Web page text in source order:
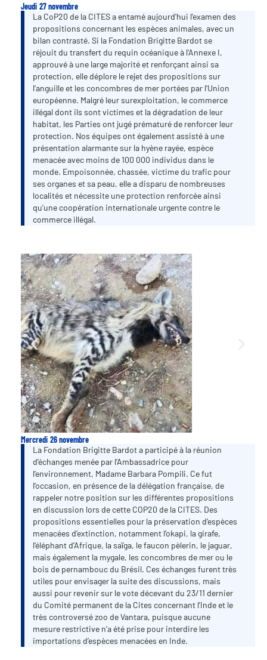
Jeudi 27 novembre
La CoP20 de la CITES a entamé aujourd'hui l'examen des
propositions concernant les espèces animales, avec un
bilan contrasté. Si la Fondation Brigitte Bardot se
réjouit du transfert du requin océanique à l'Annexe I,
approuvé à une large majorité et renforçant ainsi sa
protection, elle déplore le rejet des propositions sur
l'anguille et les concombres de mer portées par l'Union
européenne. Malgré leur surexploitation, le commerce
illégal dont ils sont victimes et la dégradation de leur
habitat, les Parties ont jugé prématuré de renforcer leur
protection. Nos équipes ont également assisté à une
présentation alarmante sur la hyène rayée, espèce
menacée avec moins de 100 000 individus dans le
monde. Empoisonnée, chassée, victime du trafic pour
ses organes et sa peau, elle a disparu de nombreuses
localités et nécessite une protection renforcée ainsi
qu'une coopération internationale urgente contre le
commerce illégal.
Mercredi 26 novembre
La Fondation Brigitte Bardot a participé à la réunion
d’échanges menée par l’Ambassadrice pour
l’environnement, Madame Barbara Pompili. Ce fut
l’occasion, en présence de la délégation française, de
rappeler notre position sur les différentes propositions
en discussion lors de cette COP20 de la CITES. Des
propositions essentielles pour la préservation d’espèces
menacées d’extinction, notamment l’okapi, la girafe,
l’éléphant d’Afrique, la saïga, le faucon pèlerin, le jaguar,
mais également la mygale, les concombres de mer ou le
bois de pernambouc du Brésil. Ces échanges furent très
utiles pour envisager la suite des discussions, mais
aussi pour revenir sur le vote décevant du 23/11 dernier
du Comité permanent de la Cites concernant l’Inde et le
très controversé zoo de Vantara, puisque aucune
mesure restrictive n’a été prise pour interdire les
importations d’espèces menacées en Inde.